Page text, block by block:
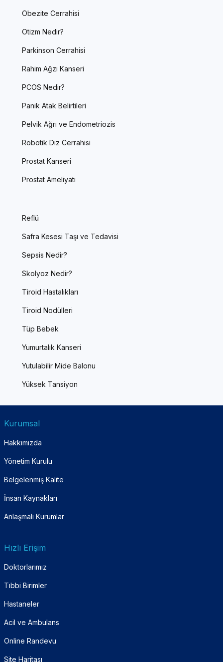
Obezite Cerrahisi
Otizm Nedir?
Parkinson Cerrahisi
Rahim Ağzı Kanseri
PCOS Nedir?
Panik Atak Belirtileri
Pelvik Ağrı ve Endometriozis
Robotik Diz Cerrahisi
Prostat Kanseri
Prostat Ameliyatı
Reflü
Safra Kesesi Taşı ve Tedavisi
Sepsis Nedir?
Skolyoz Nedir?
Tiroid Hastalıkları
Tiroid Nodülleri
Tüp Bebek
Yumurtalık Kanseri
Yutulabilir Mide Balonu
Yüksek Tansiyon
Kurumsal
Hakkımızda
Yönetim Kurulu
Belgelenmiş Kalite
İnsan Kaynakları
Anlaşmalı Kurumlar
Hızlı Erişim
Doktorlarımız
Tıbbi Birimler
Hastaneler
Acil ve Ambulans
Online Randevu
Site Haritası